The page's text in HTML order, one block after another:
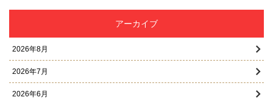
アーカイブ
2026年8月
2026年7月
2026年6月